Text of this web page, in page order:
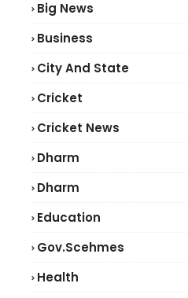
Big News
Business
City And State
Cricket
Cricket News
Dharm
Dharm
Education
Gov.scehmes
Health